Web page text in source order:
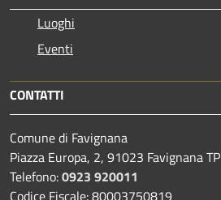
Luoghi
Eventi
CONTATTI
Comune di Favignana
Piazza Europa, 2, 91023 Favignana TP
Telefono:0923 920011
Codice Fiscale: 80003750819